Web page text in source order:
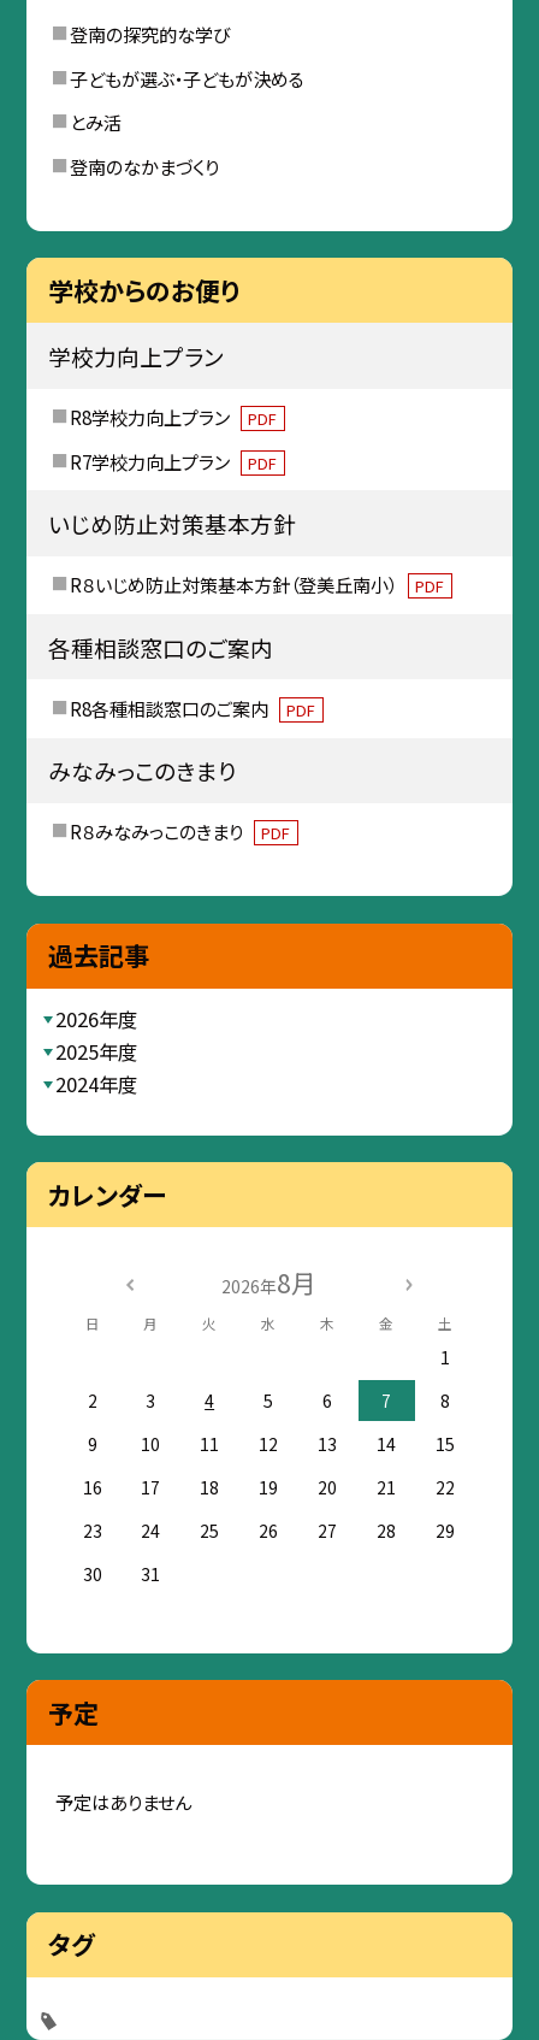
登南の探究的な学び
子どもが選ぶ・子どもが決める
とみ活
登南のなかまづくり
学校からのお便り
学校力向上プラン
R8学校力向上プラン PDF
R7学校力向上プラン PDF
いじめ防止対策基本方針
R８いじめ防止対策基本方針（登美丘南小） PDF
各種相談窓口のご案内
R8各種相談窓口のご案内 PDF
みなみっこのきまり
R８みなみっこのきまり PDF
過去記事
2026年度
2025年度
2024年度
カレンダー
2026年8月
日 月 火 水 木 金 土
1
2
3 4 5 6 7
8
9
10 11 12 13 14
15
16
17 18 19 20 21
22
23
24 25 26 27 28
29
30
31
予定
予定はありません
タグ